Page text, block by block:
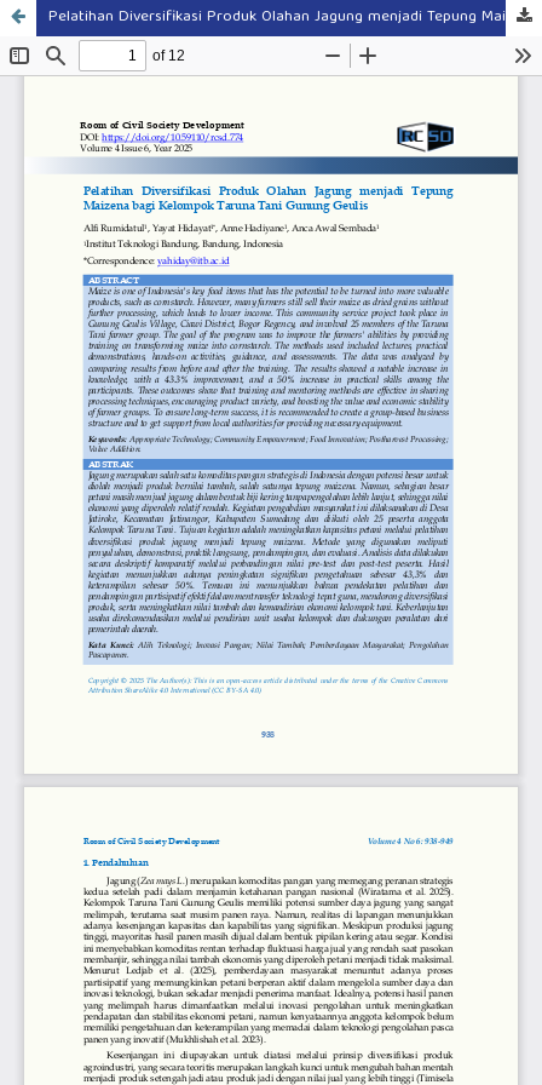
Pelatihan Diversifikasi Produk Olahan Jagung menjadi Tepung Maizena bagi Kelompok Taruna Tani Gunung Geulis